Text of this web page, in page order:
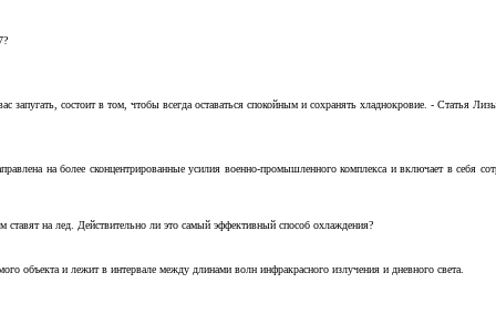
состоит в том, чтобы всегда оставаться спокойным и сохранять хладнокровие. - Статья
на более сконцентрированные усилия военно-промышленного комплекса и включает в себя
на лед. Действительно ли это самый эффективный способ охлаждения?
объекта и лежит в интервале между длинами волн инфракрасного излучения и дневного света.